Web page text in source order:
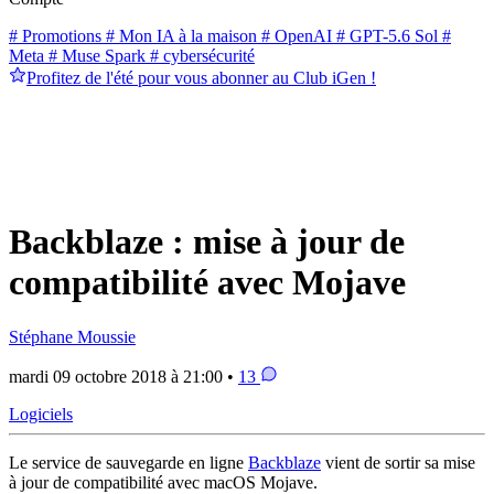
# Promotions # Mon IA à la maison # OpenAI # GPT-5.6 Sol #
Meta # Muse Spark # cybersécurité
Profitez de l'été pour vous abonner au Club iGen !
Backblaze : mise à jour de
compatibilité avec Mojave
Stéphane Moussie
mardi 09 octobre 2018 à 21:00 • 13
Logiciels
Le service de sauvegarde en ligne Backblaze vient de sortir sa mise
à jour de compatibilité avec macOS Mojave.